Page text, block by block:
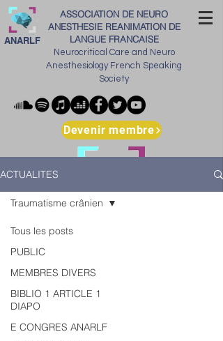
ASSOCIATION DE NEURO
ANESTHESIE REANIMATION DE
LANGUE FRANCAISE
Neurocritical Care and Neuro
Anesthesiology French Speaking
Society
ANARLF
Devenir membre
ACTUALITES
Tous les posts
PUBLIC
MEMBRES DIVERS
BIBLIO 1 ARTICLE 1
DIAPO
E CONGRES ANARLF
Traumatisme crânien